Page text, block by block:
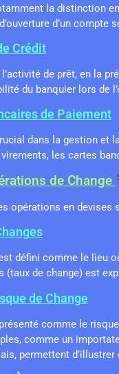
la distinction
d’un compte
Crédit
de prêt, en la
du banquier lors de
de Paiement
dans la gestion et
les cartes
de Change
opérations en
défini comme le lieu
(taux de change) est
de Change
comme le
comme un
permettent d’illustrer